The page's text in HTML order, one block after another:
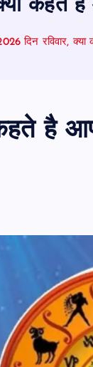
कहते है
दिन रविवार, क्या
है